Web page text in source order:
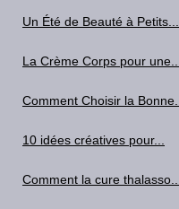
Un Été de Beauté à Petits...
La Crème Corps pour une...
Comment Choisir la Bonne...
10 idées créatives pour...
Comment la cure thalasso...